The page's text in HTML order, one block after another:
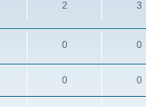
2 3
0 0
0 0